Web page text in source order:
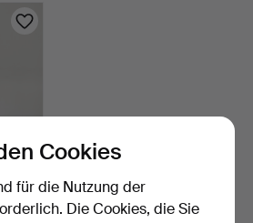
Cookies
für die Nutzung der
Die Cookies, die Sie